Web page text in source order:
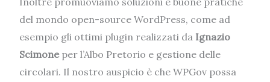
del mondo open-source WordPress, come ad
esempio gli ottimi plugin realizzati da Ignazio
Scimoneper l’Albo Pretorio e gestione delle
circolari. Il nostro auspicio è che WPGov possa